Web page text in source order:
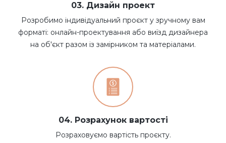
03. Дизайн проект
Розробимо індивідуальний проєкт у зручному вам
форматі: онлайн-проектування або виїзд дизайнера
на об'єкт разом із замірником та матеріалами.
04. Розрахунок вартості
Розраховуємо вартість проєкту.